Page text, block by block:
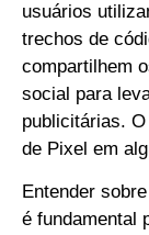
usuários
trechos de
compartilhem
social para
publicitárias.
de Pixel em
Entender
é fundamental